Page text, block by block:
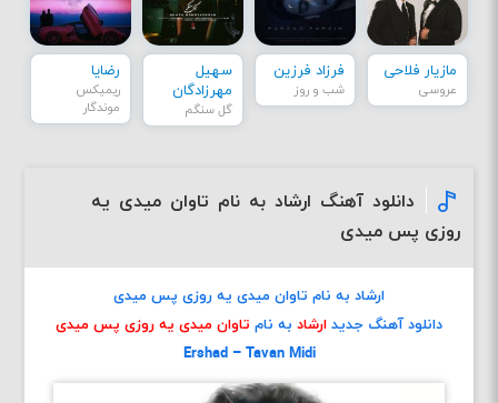
مازیار فلاحی
عروسی
فرزاد فرزین
شب و روز
سهیل
مهرزادگان
گل سنگم
رضایا
ریمیکس
موندگار
دانلود آهنگ ارشاد به نام تاوان میدی یه
روزی پس میدی
ارشاد به نام تاوان میدی یه روزی پس میدی
دانلود آهنگ جدید ارشاد به نام تاوان میدی یه روزی پس میدی
Ershad – Tavan Midi